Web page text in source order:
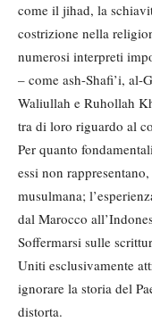
come il jihad, la
costrizione nella
numerosi interpreti
– come ash-Shafi’i, al-
Waliullah e Ruhollah
tra di loro riguardo al
Per quanto
essi non
musulmana;
dal Marocco
Soffermarsi sulle
Uniti esclusivamente
ignorare la storia del
distorta.